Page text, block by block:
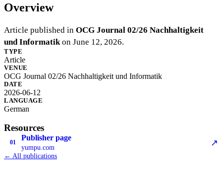
Overview
Article published in OCG Journal 02/26 Nachhaltigkeit
und Informatik on June 12, 2026.
TYPE
Article
VENUE
OCG Journal 02/26 Nachhaltigkeit und Informatik
DATE
2026-06-12
LANGUAGE
German
Resources
01
Publisher page
yumpu.com ↗
← All publications